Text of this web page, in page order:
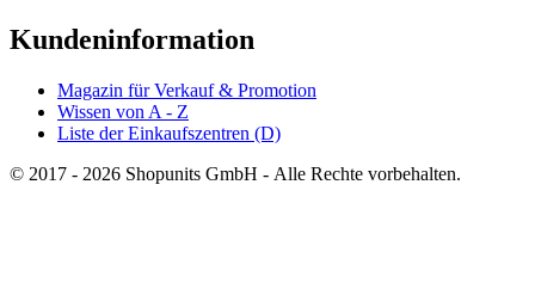
Kundeninformation
Magazin für Verkauf & Promotion
Wissen von A - Z
Liste der Einkaufszentren (D)
© 2017 - 2026 Shopunits GmbH - Alle Rechte vorbehalten.